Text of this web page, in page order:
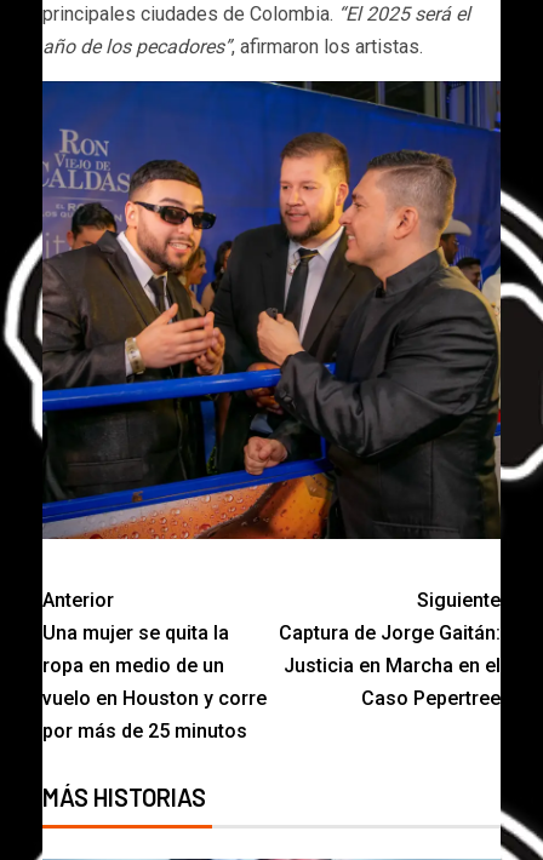
principales ciudades de Colombia. “El 2025 será el
año de los pecadores”, afirmaron los artistas.
Anterior
Una mujer se quita la
ropa en medio de un
vuelo en Houston y corre
por más de 25 minutos
Siguiente
Captura de Jorge Gaitán:
Justicia en Marcha en el
Caso Pepertree
MÁS HISTORIAS